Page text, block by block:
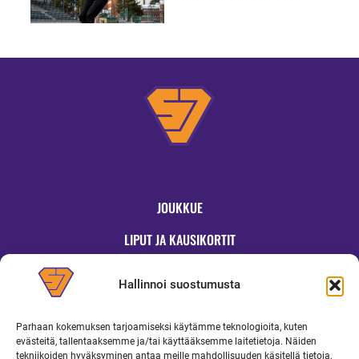
Hallinnoi suostumusta
Parhaan kokemuksen tarjoamiseksi käytämme teknologioita, kuten
evästeitä, tallentaaksemme ja/tai käyttääksemme laitetietoja. Näiden
tekniikoiden hyväksyminen antaa meille mahdollisuuden käsitellä tietoja,
JOUKKUE
LIPUT JA KAUSIKORTIT
OTTELUINFO